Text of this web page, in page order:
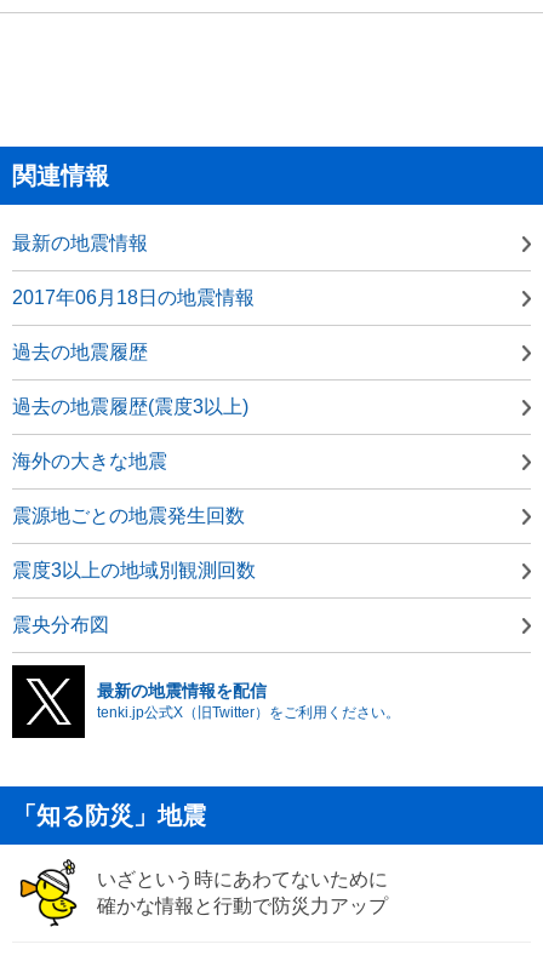
関連情報
最新の地震情報
2017年06月18日の地震情報
過去の地震履歴
過去の地震履歴(震度3以上)
海外の大きな地震
震源地ごとの地震発生回数
震度3以上の地域別観測回数
震央分布図
最新の地震情報を配信
tenki.jp公式X（旧Twitter）をご利用ください。
「知る防災」地震
いざという時にあわてないために
確かな情報と行動で防災力アップ